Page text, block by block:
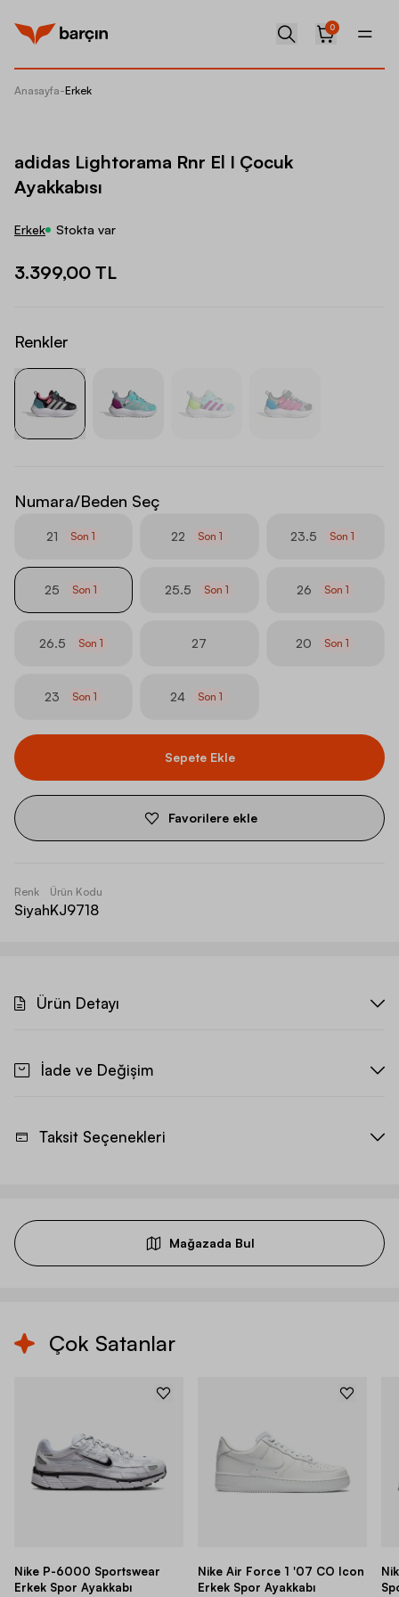
0
Anasayfa-Erkek
adidas Lightorama Rnr El I Çocuk
Ayakkabısı
Erkek Stokta var
3.399,00 TL
Renkler
Numara/Beden Seç
21 Son1 22 Son 1 23.5 Son1
25 Son1 25.5 Son 1 26 Son 1
26.5 Son 1 27 20 Son1
23 Son1 24 Son1
Sepete Ekle
Favorilere ekle
Renk
Siyah
Ürün Kodu
KJ9718
Ürün Detayı
İade ve Değişim
Taksit Seçenekleri
Mağazada Bul
Çok Satanlar
Nike P-6000 Sportswear
Erkek Spor Ayakkabı
Nike Air Force 1 '07 CO Icon
Erkek Spor Ayakkabı